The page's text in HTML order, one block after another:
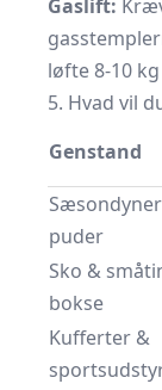
Gaslift:
løfte 8-10
5. Hvad vil
Genstand
puder
Sko &
bokse
Kufferter &